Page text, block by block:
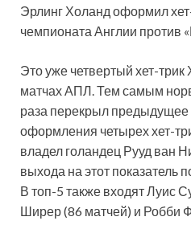
Эрлинг Холанд оформил
чемпионата Англии против
Это уже четвертый хет-
матчах АПЛ. Тем самым
раза перекрыл предыдущее
оформления четырех хет-
владел голандец Рууд ван
выхода на этот показатель
В топ-5 также входят Луис
Ширер (86 матчей) и Робби